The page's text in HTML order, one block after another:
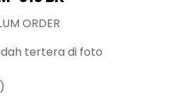
ORDER
tertera di foto